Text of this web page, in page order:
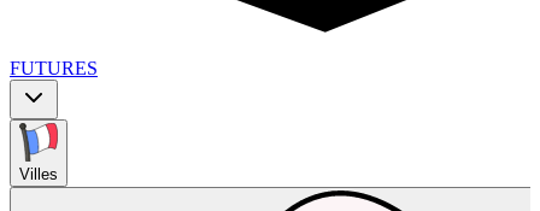
FUTURES
Villes